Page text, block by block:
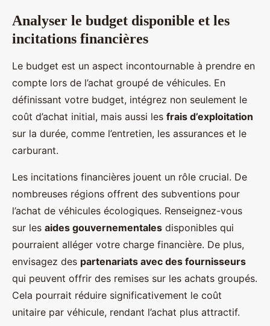
Analyser le budget disponible et les
incitations financières
Le budget est un aspect incontournable à prendre en
compte lors de l’achat groupé de véhicules. En
définissant votre budget, intégrez non seulement le
coût d’achat initial, mais aussi les frais d’exploitation
sur la durée, comme l’entretien, les assurances et le
carburant.
Les incitations financières jouent un rôle crucial. De
nombreuses régions offrent des subventions pour
l’achat de véhicules écologiques. Renseignez-vous
sur les aides gouvernementales disponibles qui
pourraient alléger votre charge financière. De plus,
envisagez des partenariats avec des fournisseurs
qui peuvent offrir des remises sur les achats groupés.
Cela pourrait réduire significativement le coût
unitaire par véhicule, rendant l’achat plus attractif.